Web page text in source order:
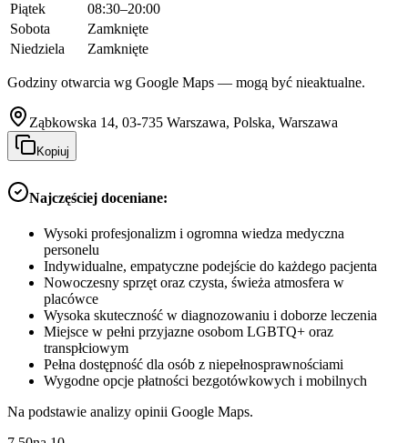
Piątek
08:30–20:00
Sobota
Zamknięte
Niedziela
Zamknięte
Godziny otwarcia wg Google Maps — mogą być nieaktualne.
Ząbkowska 14, 03-735 Warszawa, Polska, Warszawa
Kopiuj
Najczęściej doceniane:
Wysoki profesjonalizm i ogromna wiedza medyczna
personelu
Indywidualne, empatyczne podejście do każdego pacjenta
Nowoczesny sprzęt oraz czysta, świeża atmosfera w
placówce
Wysoka skuteczność w diagnozowaniu i doborze leczenia
Miejsce w pełni przyjazne osobom LGBTQ+ oraz
transpłciowym
Pełna dostępność dla osób z niepełnosprawnościami
Wygodne opcje płatności bezgotówkowych i mobilnych
Na podstawie analizy opinii Google Maps.